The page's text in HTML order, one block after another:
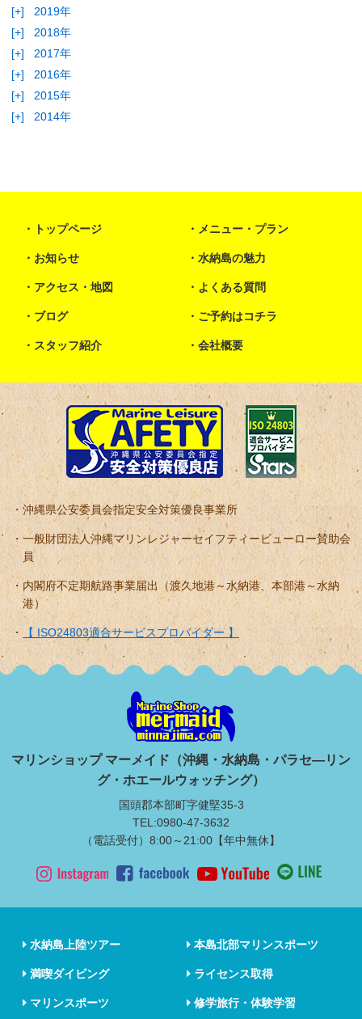
[+]
2019年
[+]
2018年
[+]
2017年
[+]
2016年
[+]
2015年
[+]
2014年
トップページ メニュー・プラン
お知らせ 水納島の魅力
アクセス・地図 よくある質問
ブログ ご予約はコチラ
スタッフ紹介 会社概要
沖縄県公安委員会指定安全対策優良事業所
一般財団法人沖縄マリンレジャーセイフティービューロー賛助会
員
内閣府不定期航路事業届出（渡久地港～水納港、本部港～水納
港）
【 ISO24803適合サービスプロバイダー 】
マリンショップ マーメイド（沖縄・水納島・パラセ―リン
グ・ホエールウォッチング）
国頭郡本部町字健堅35-3
TEL:0980-47-3632
（電話受付）8:00～21:00【年中無休】
水納島上陸ツアー 本島北部マリンスポーツ
満喫ダイビング ライセンス取得
マリンスポーツ 修学旅行・体験学習